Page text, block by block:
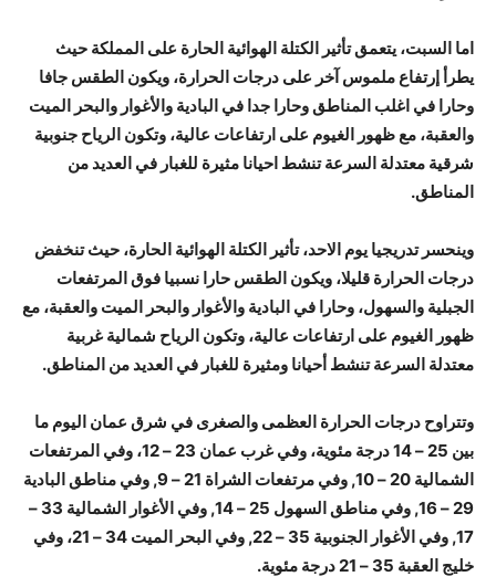
اما السبت، يتعمق تأثير الكتلة الهوائية الحارة على المملكة حيث
يطرأ إرتفاع ملموس آخر على درجات الحرارة، ويكون الطقس جافا
وحارا في اغلب المناطق وحارا جدا في البادية والأغوار والبحر الميت
والعقبة، مع ظهور الغيوم على ارتفاعات عالية، وتكون الرياح جنوبية
شرقية معتدلة السرعة تنشط احيانا مثيرة للغبار في العديد من
المناطق.
وينحسر تدريجيا يوم الاحد، تأثير الكتلة الهوائية الحارة، حيث تنخفض
درجات الحرارة قليلا، ويكون الطقس حارا نسبيا فوق المرتفعات
الجبلية والسهول، وحارا في البادية والأغوار والبحر الميت والعقبة، مع
ظهور الغيوم على ارتفاعات عالية، وتكون الرياح شمالية غربية
معتدلة السرعة تنشط أحيانا ومثيرة للغبار في العديد من المناطق.
وتتراوح درجات الحرارة العظمى والصغرى في شرق عمان اليوم ما
بين 25 – 14 درجة مئوية، وفي غرب عمان 23 – 12، وفي المرتفعات
الشمالية 20 – 10, وفي مرتفعات الشراة 21 – 9, وفي مناطق البادية
29 – 16, وفي مناطق السهول 25 – 14, وفي الأغوار الشمالية 33 –
17, وفي الأغوار الجنوبية 35 – 22, وفي البحر الميت 34 – 21، وفي
خليج العقبة 35 – 21 درجة مئوية.